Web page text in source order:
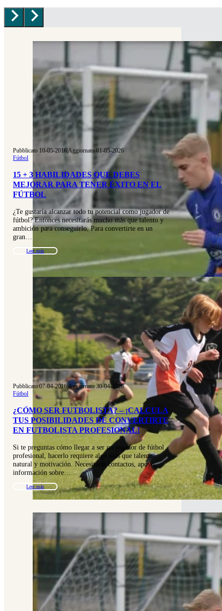
Pubblicato 10-05-2016|Aggiornato 01-05-2026
Fútbol
15 + 3 HABILIDADES QUE DEBES
MEJORAR PARA TENER ÉXITO EN EL
FÚTBOL
¿Te gustaría alcanzar todo tu potencial como jugador de
fútbol? Entonces necesitarás mucho más que talento y
ambición para conseguirlo. Para convertirte en un
gran…
Leer más
Pubblicato 07-04-2016|Aggiornato 30-04-2026
Fútbol
¿CÓMO SER FUTBOLISTA? – ¡CALCULA
TUS POSIBILIDADES DE CONVERTIRTE
EN FUTBOLISTA PROFESIONAL!
Si te preguntas cómo llegar a ser un jugador de fútbol
profesional, hacerlo requiere algo más que talento
natural y motivación. Necesitarás contactos, apoyo,
información sobre…
Leer más